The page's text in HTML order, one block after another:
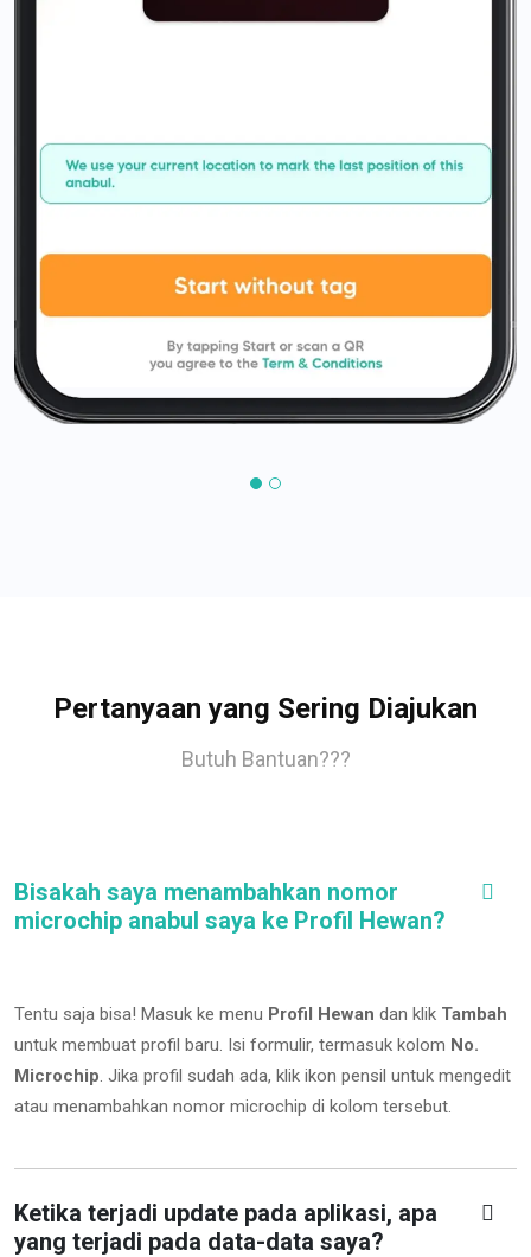
Pertanyaan yang Sering Diajukan
Butuh Bantuan???
Bisakah saya menambahkan nomor
microchip anabul saya ke Profil Hewan?
Tentu saja bisa! Masuk ke menu Profil Hewan dan klik Tambah
untuk membuat profil baru. Isi formulir, termasuk kolom No.
Microchip. Jika profil sudah ada, klik ikon pensil untuk mengedit
atau menambahkan nomor microchip di kolom tersebut.
Ketika terjadi update pada aplikasi, apa
yang terjadi pada data-data saya?